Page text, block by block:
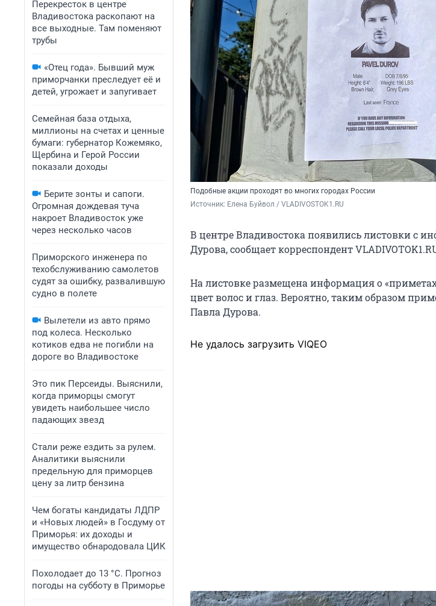
Перекресток в центре
Владивостока раскопают на
все выходные. Там поменяют
трубы
«Отец года». Бывший муж
приморчанки преследует её и
детей, угрожает и запугивает
Семейная база отдыха,
миллионы на счетах и ценные
бумаги: губернатор Кожемяко,
Щербина и Герой России
показали доходы
Берите зонты и сапоги.
Огромная дождевая туча
накроет Владивосток уже
через несколько часов
Приморского инженера по
техобслуживанию самолетов
судят за ошибку, развалившую
судно в полете
Вылетели из авто прямо
под колеса. Несколько
котиков едва не погибли на
дороге во Владивостоке
Это пик Персеиды. Выяснили,
когда приморцы смогут
увидеть наибольшее число
падающих звезд
Стали реже ездить за рулем.
Аналитики выяснили
предельную для приморцев
цену за литр бензина
Чем богаты кандидаты ЛДПР
и «Новых людей» в Госдуму от
Приморья: их доходы и
имущество обнародовала ЦИК
Похолодает до 13 °C. Прогноз
погоды на субботу в Приморье
Подобные акции проходят во многих городах России
Источник: Елена Буйвол / VLADIVOSTOK1.RU
В центре Владивостока появились листовки с
Дурова, сообщает корреспондент
На листовке размещена информация о
цвет волос и глаз. Вероятно, таким образом
Павла Дурова.
Не удалось загрузить VIQEO